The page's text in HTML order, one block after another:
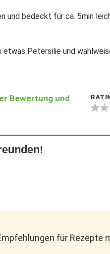
und bedeckt für ca. 5min
Petersilie und
Bewertung und
für Rezepte